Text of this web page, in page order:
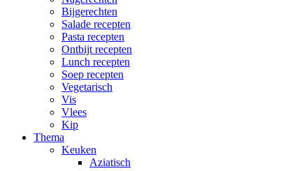
Bijgerechten
Salade recepten
Pasta recepten
Ontbijt recepten
Lunch recepten
Soep recepten
Vegetarisch
Vis
Vlees
Kip
Thema
Keuken
Aziatisch